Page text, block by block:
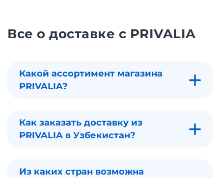
Все о доставке с PRIVALIA
Какой ассортимент магазина
PRIVALIA?
Как заказать доставку из
PRIVALIA в Узбекистан?
Из каких стран возможна